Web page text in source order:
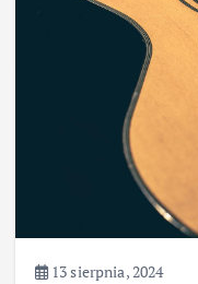
13 sierpnia, 2024